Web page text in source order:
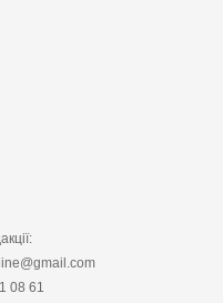
08 61